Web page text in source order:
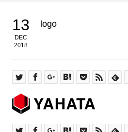
13
DEC
2018
logo